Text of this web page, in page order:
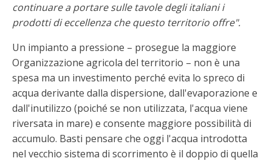
continuare a portare sulle tavole degli italiani i
prodotti di eccellenza che questo territorio offre".
Un impianto a pressione – prosegue la maggiore
Organizzazione agricola del territorio – non è una
spesa ma un investimento perché evita lo spreco di
acqua derivante dalla dispersione, dall'evaporazione e
dall'inutilizzo (poiché se non utilizzata, l'acqua viene
riversata in mare) e consente maggiore possibilità di
accumulo. Basti pensare che oggi l'acqua introdotta
nel vecchio sistema di scorrimento è il doppio di quella